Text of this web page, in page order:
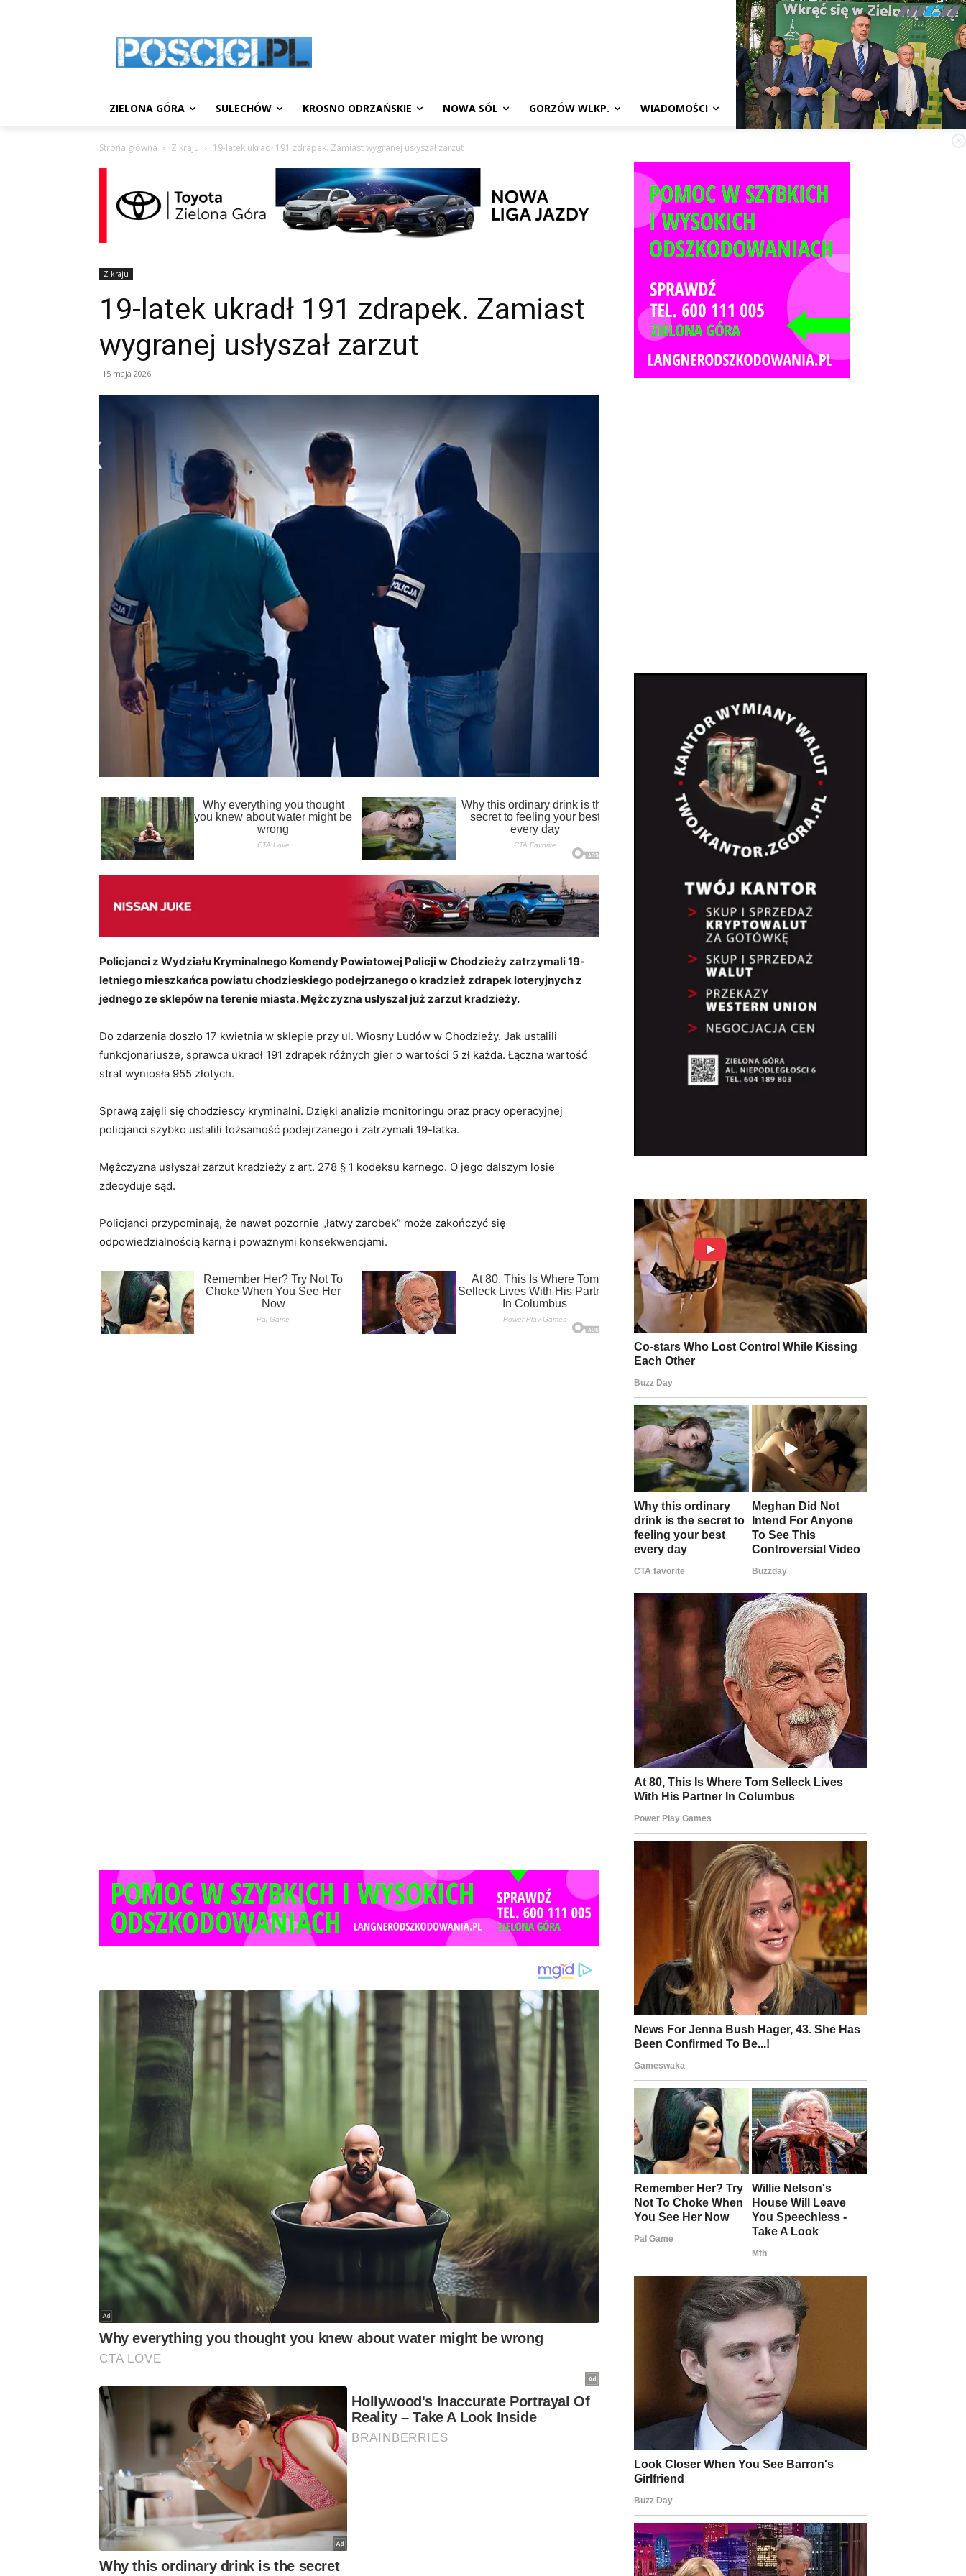
ZIELONA GÓRA SULECHÓW KROSNO ODRZAŃSKIE NOWA SÓL GORZÓW WLKP. WIADOMOŚCI
Strona główna Z kraju 19-latek ukradł 191 zdrapek. Zamiast wygranej usłyszał zarzut
Z kraju
19-latek ukradł 191 zdrapek. Zamiast
wygranej usłyszał zarzut
15 maja 2026
Policjanci z Wydziału Kryminalnego Komendy Powiatowej Policji w Chodzieży zatrzymali 19-
letniego mieszkańca powiatu chodzieskiego podejrzanego o kradzież zdrapek loteryjnych z
jednego ze sklepów na terenie miasta. Mężczyzna usłyszał już zarzut kradzieży.
Do zdarzenia doszło 17 kwietnia w sklepie przy ul. Wiosny Ludów w Chodzieży. Jak ustalili
funkcjonariusze, sprawca ukradł 191 zdrapek różnych gier o wartości 5 zł każda. Łączna wartość
strat wyniosła 955 złotych.
Sprawą zajęli się chodziescy kryminalni. Dzięki analizie monitoringu oraz pracy operacyjnej
policjanci szybko ustalili tożsamość podejrzanego i zatrzymali 19-latka.
Mężczyzna usłyszał zarzut kradzieży z art. 278 § 1 kodeksu karnego. O jego dalszym losie
zdecyduje sąd.
Policjanci przypominają, że nawet pozornie „łatwy zarobek” może zakończyć się
odpowiedzialnością karną i poważnymi konsekwencjami.